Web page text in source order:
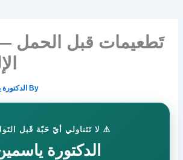
تَطعيمات قبل الحمل
By
⚠️ لا تَتَناولي أيّ حَبّة قَبل
الدكتورة